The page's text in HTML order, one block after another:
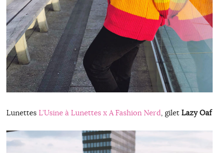
Lunettes L’Usine à Lunettes x A Fashion Nerd, gilet Lazy Oaf